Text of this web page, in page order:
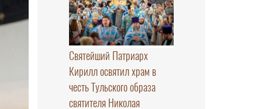
Святейший Патриарх
Кирилл освятил храм в
честь Тульского образа
святителя Николая